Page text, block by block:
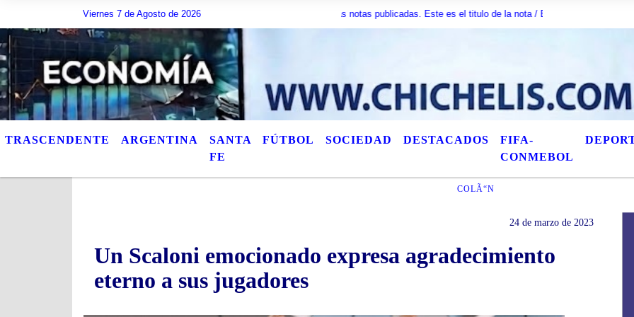
Viernes 7 de Agosto de 2026
escribir lo que quiera, o bien puede mostrar los Ãºltimos tÃ­tulos de las notas publicadas. Este es el titulo de la nota / Esta es otra nota / AquÃ­
TRASCENDENTE ARGENTINA
SANTA
FE
FÚTBOL SOCIEDAD DESTACADOS
FIFA-
CONMEBOL
COLÃ“N
24 de marzo de 2023
Un Scaloni emocionado expresa agradecimiento
eterno a sus jugadores